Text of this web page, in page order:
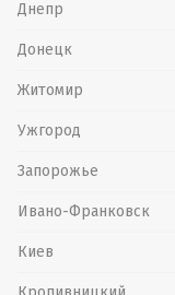
Днепр
Донецк
Житомир
Ужгород
Запорожье
Ивано-Франковск
Киев